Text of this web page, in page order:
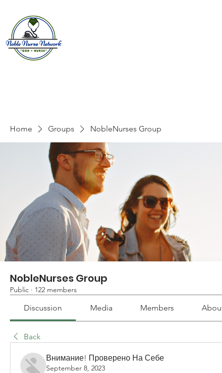
Home Groups NobleNurses Group
NobleNurses Group
Public · 122 members
Discussion Media Members
Back
Внимание! Проверено На Себе
September 8, 2023